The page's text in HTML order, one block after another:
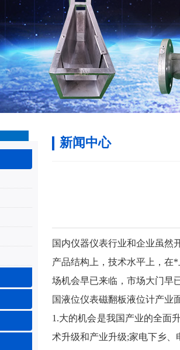
新闻中心
国内仪器仪表行业和企业虽然
产品结构上，技术水平上，在
场机会早已来临，市场大门早
国液位仪表磁翻板液位计产业
1.大的机会是我国产业的全面
术升级和产业升级;家电下乡、